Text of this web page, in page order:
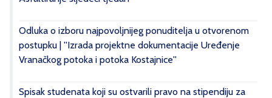
Odluka o izboru najpovoljnijeg ponuditelja u otvorenom
postupku | ''Izrada projektne dokumentacije Uređenje
Vranačkog potoka i potoka Kostajnice''
Spisak studenata koji su ostvarili pravo na stipendiju za